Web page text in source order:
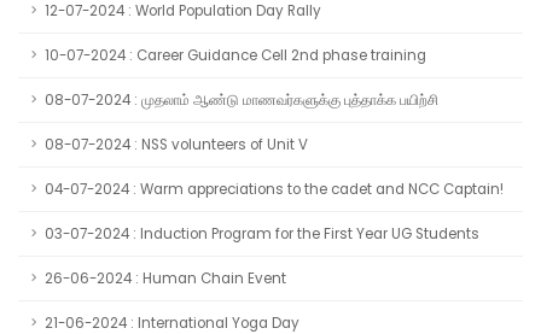
12-07-2024 : World Population Day Rally
10-07-2024 : Career Guidance Cell 2nd phase training
08-07-2024 : முதலாம் ஆண்டு மாணவர்களுக்கு புத்தாக்க பயிற்சி
08-07-2024 : NSS volunteers of Unit V
04-07-2024 : Warm appreciations to the cadet and NCC Captain!
03-07-2024 : Induction Program for the First Year UG Students
26-06-2024 : Human Chain Event
21-06-2024 : International Yoga Day